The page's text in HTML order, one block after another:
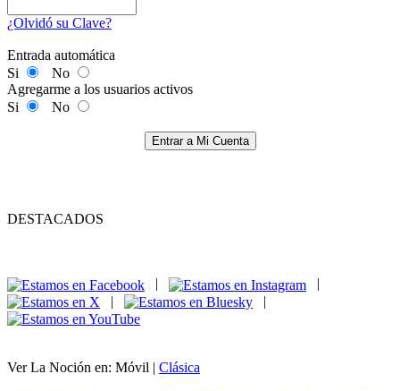
¿Olvidó su Clave?
Entrada automática
Si
No
Agregarme a los usuarios activos
Si
No
Entrar a Mi Cuenta
DESTACADOS
|
|
|
|
Ver La Noción en: Móvil | Clásica